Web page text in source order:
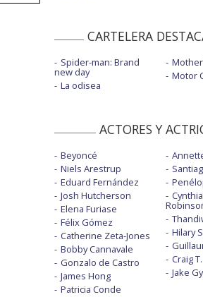
CARTELERA
Spider-man: Brand
new day
La odisea
Motor
ACTORES Y
Beyoncé
Niels Arestrup
Eduard Fernández
Josh Hutcherson
Elena Furiase
Félix Gómez
Catherine Zeta-Jones
Bobby Cannavale
Gonzalo de Castro
James Hong
Patricia Conde
Hilary
Craig
Jake